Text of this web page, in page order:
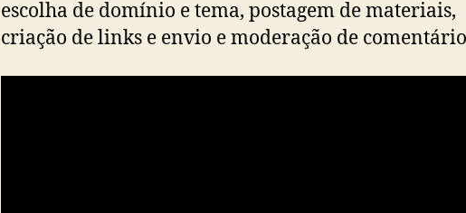
escolha de domínio e tema, postagem de materiais,
criação de links e envio e moderação de